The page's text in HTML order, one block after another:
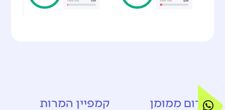
קידום ממומן קמפיין המרות